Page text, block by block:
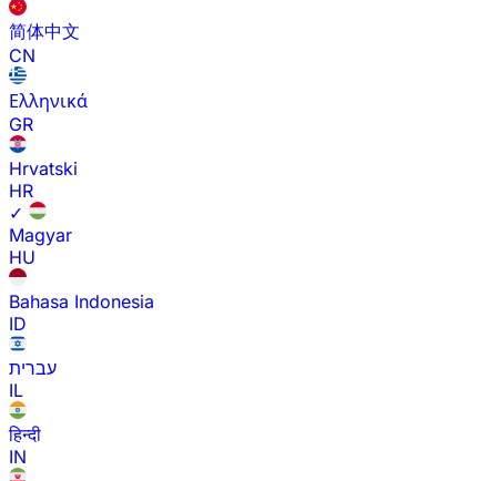
简体中文
CN
Ελληνικά
GR
Hrvatski
HR
✓
Magyar
HU
Bahasa Indonesia
ID
עברית
IL
हिन्दी
IN